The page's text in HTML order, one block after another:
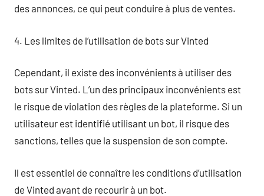
des annonces, ce qui peut conduire à plus de ventes.
4. Les limites de l’utilisation de bots sur Vinted
Cependant, il existe des inconvénients à utiliser des
bots sur Vinted. L’un des principaux inconvénients est
le risque de violation des règles de la plateforme. Si un
utilisateur est identifié utilisant un bot, il risque des
sanctions, telles que la suspension de son compte.
Il est essentiel de connaître les conditions d’utilisation
de Vinted avant de recourir à un bot.